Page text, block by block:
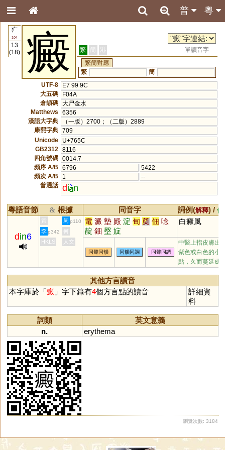
粵
普
疒
104
13
(18)
癜 繁 簡 港
單讀音字
繁簡對應
繁
簡
UTF-8
E7 99 9C
大五碼
F04A
倉頡碼 大尸金水
Matthews
6356
漢語大字典
（一版）2700；（二版）2889
康熙字典 709
Unicode
U+765C
GB2312
8116
四角號碼 0014.7
頻序 A/B
6796
5422
頻次 A/B
1
--
普通話 di n
粵語音節 & 根據 同音字 詞例(解釋) / 備
din6
黃 周 p110 電 澱 墊 殿 淀 甸 奠 佃 唸
靛 鈿 壂 婝
白癜風
李 p342
何
HKLS
人文
同聲同韻 同韻同調 同聲同調
中醫上指皮膚出
紫色或白色的小
點，久而蔓延成
其他方言讀音
本字庫於「 癜」字下錄有4個方言點的讀音
詳細資
料
詞類
英文意義
n.
erythema
瀏覽次數: 3184